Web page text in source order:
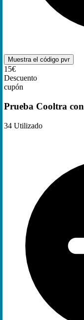
Muestra el código pvr
15€
Descuento
cupón
Prueba Cooltra con
34 Utilizado